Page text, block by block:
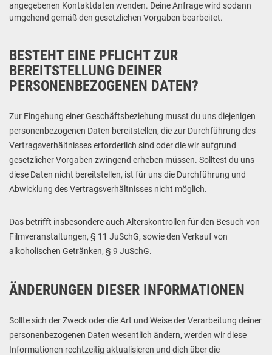
angegebenen Kontaktdaten wenden. Deine Anfrage wird sodann
umgehend gemäß den gesetzlichen Vorgaben bearbeitet.
BESTEHT EINE PFLICHT ZUR
BEREITSTELLUNG DEINER
PERSONENBEZOGENEN DATEN?
Zur Eingehung einer Geschäftsbeziehung musst du uns diejenigen
personenbezogenen Daten bereitstellen, die zur Durchführung des
Vertragsverhältnisses erforderlich sind oder die wir aufgrund
gesetzlicher Vorgaben zwingend erheben müssen. Solltest du uns
diese Daten nicht bereitstellen, ist für uns die Durchführung und
Abwicklung des Vertragsverhältnisses nicht möglich.
Das betrifft insbesondere auch Alterskontrollen für den Besuch von
Filmveranstaltungen, § 11 JuSchG, sowie den Verkauf von
alkoholischen Getränken, § 9 JuSchG.
ÄNDERUNGEN DIESER INFORMATIONEN
Sollte sich der Zweck oder die Art und Weise der Verarbeitung deiner
personenbezogenen Daten wesentlich ändern, werden wir diese
Informationen rechtzeitig aktualisieren und dich über die